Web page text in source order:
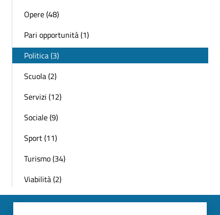
Opere (48)
Pari opportunità (1)
Politica (3)
Scuola (2)
Servizi (12)
Sociale (9)
Sport (11)
Turismo (34)
Viabilità (2)